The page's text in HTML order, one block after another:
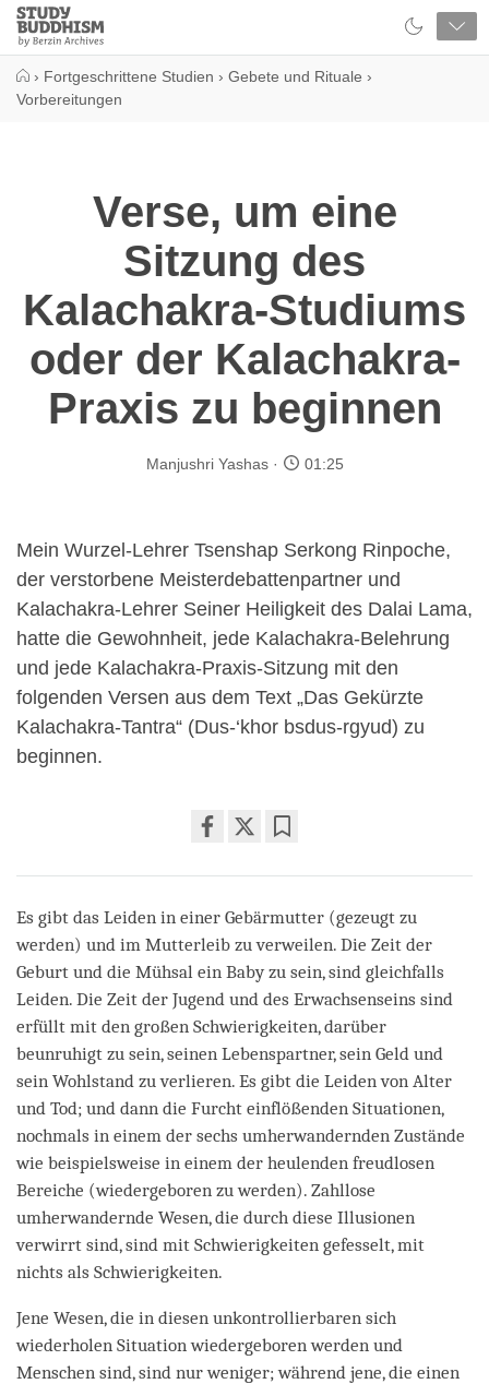
Close
Study
Buddhism
› Fortgeschrittene Studien › Gebete und Rituale ›
Vorbereitungen
Verse, um eine
Sitzung des
Kalachakra-Studiums
oder der Kalachakra-
Praxis zu beginnen
Manjushri Yashas 01:25
Mein Wurzel-Lehrer Tsenshap Serkong Rinpoche,
der verstorbene Meisterdebattenpartner und
Kalachakra-Lehrer Seiner Heiligkeit des Dalai Lama,
hatte die Gewohnheit, jede Kalachakra-Belehrung
und jede Kalachakra-Praxis-Sitzung mit den
folgenden Versen aus dem Text „Das Gekürzte
Kalachakra-Tantra“ (Dus-‘khor bsdus-rgyud) zu
beginnen.
on
facebook
Es gibt das Leiden in einer Gebärmutter (gezeugt zu
werden) und im Mutterleib zu verweilen. Die Zeit der
Geburt und die Mühsal ein Baby zu sein, sind gleichfalls
Leiden. Die Zeit der Jugend und des Erwachsenseins sind
erfüllt mit den großen Schwierigkeiten, darüber
beunruhigt zu sein, seinen Lebenspartner, sein Geld und
sein Wohlstand zu verlieren. Es gibt die Leiden von Alter
und Tod; und dann die Furcht einflößenden Situationen,
nochmals in einem der sechs umherwandernden Zustände
wie beispielsweise in einem der heulenden freudlosen
Bereiche (wiedergeboren zu werden). Zahllose
umherwandernde Wesen, die durch diese Illusionen
verwirrt sind, sind mit Schwierigkeiten gefesselt, mit
nichts als Schwierigkeiten.
Jene Wesen, die in diesen unkontrollierbaren sich
wiederholen Situation wiedergeboren werden und
Menschen sind, sind nur weniger; während jene, die einen